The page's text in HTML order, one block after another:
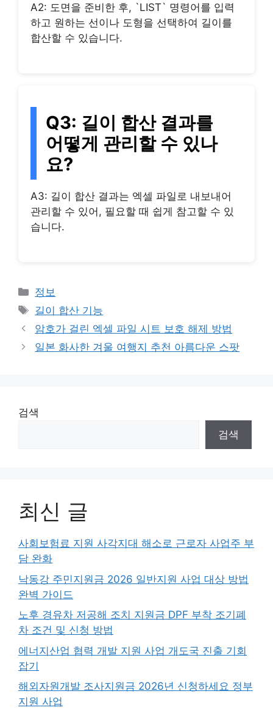
A2: 도면을 준비한 후, `LIST` 명령어를 입력
하고 원하는 선이나 도형을 선택하여 길이를
합산할 수 있습니다.
Q3: 길이 합산 결과를
어떻게 관리할 수 있나
요?
A3: 길이 합산 결과는 엑셀 파일로 내보내어
관리할 수 있어, 필요할 때 쉽게 참고할 수 있
습니다.
Categories
정보
Tags
길이 합산 기능
암호가 걸린 엑셀 파일 시트 보호 해제 방법
일본 화사한 겨울 여행지 추천 아름다운 스팟
검색
검색
최신 글
사회보험료 지원 사각지대 해소로 근로자 사업주 부
담 완화
낙동강 주민지원금 2026 일반지원 사업 대상 방법
완벽 가이드
노후 경유차 저공해 조치 지원금 DPF 부착 조기폐
차 조건 및 신청 방법
에너지산업 협력 개발 지원 사업 개도국 진출 기회
잡기
해외자원개발 조사지원금 2026년 신청하세요 정부
지원 사업